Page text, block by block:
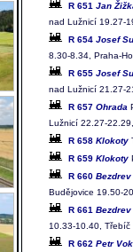
R 651 Jan
nad Lužnicí 19.27-
R 654 Josef
8.30-8.34, Praha-
R 655 Josef
nad Lužnicí 21.27-
R 657 Ohrada
Lužnicí 22.27-
R 658 Klokoty
R 659 Klokoty
R 660 Bezdrev
Budějovice 19.50-
R 661 Bezdrev
10.33-10.40,
R 662 Petr Vok